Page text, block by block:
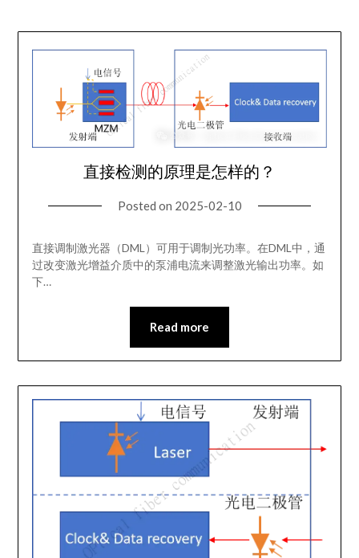
直接检测的原理是怎样的？
Posted on 2025-02-10
直接调制激光器（DML）可用于调制光功率。在DML中，通
过改变激光增益介质中的泵浦电流来调整激光输出功率。如
下…
Read more